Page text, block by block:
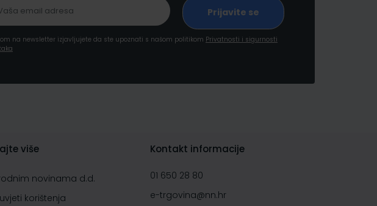
na newsletter izjavljujete da ste upoznati s našom politikom Privatnosti i sigurnosti
više
novinama d.d.
korištenja
Kontakt informacije
01 650 28 80
e-trgovina@nn.hr